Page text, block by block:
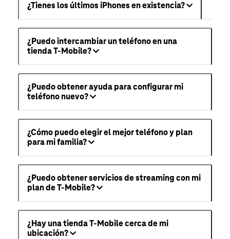
¿Tienes los últimos iPhones en existencia?
¿Puedo intercambiar un teléfono en una
tienda T-Mobile?
¿Puedo obtener ayuda para configurar mi
teléfono nuevo?
¿Cómo puedo elegir el mejor teléfono y plan
para mi familia?
¿Puedo obtener servicios de streaming con mi
plan de T-Mobile?
¿Hay una tienda T-Mobile cerca de mi
ubicación?